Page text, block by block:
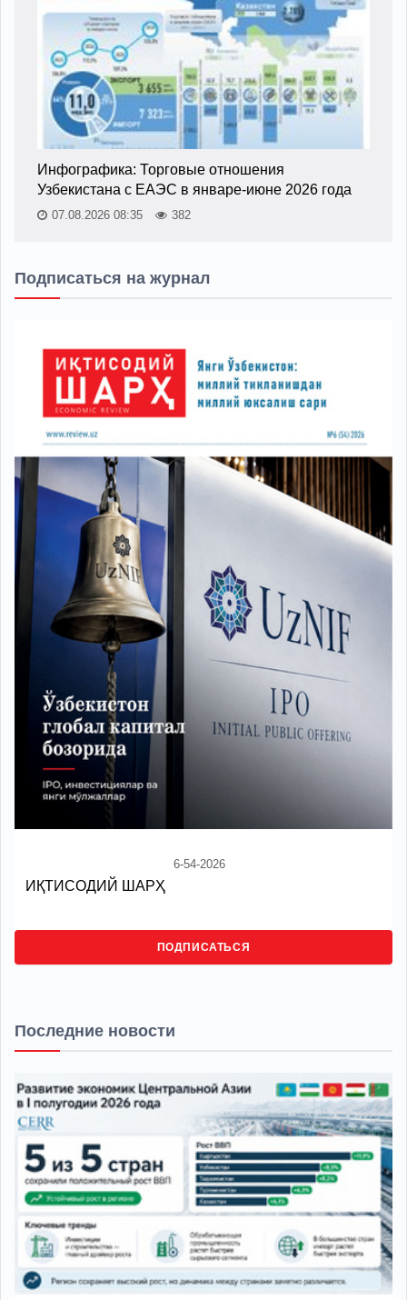
Инфографика: Торговые отношения
Узбекистана с ЕАЭС в январе-июне 2026 года
07.08.2026 08:35 382
Подписаться на журнал
6-54-2026
ИҚТИСОДИЙ ШАРҲ
ПОДПИСАТЬСЯ
Последние новости